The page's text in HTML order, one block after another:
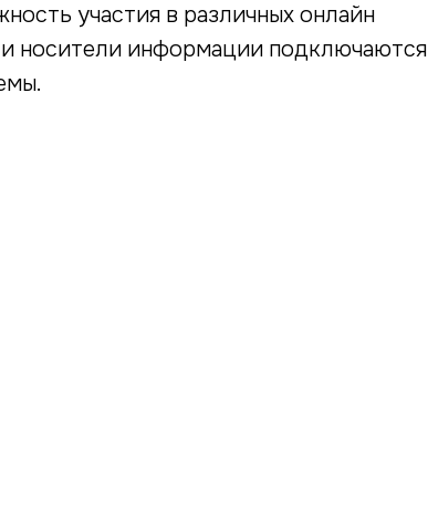
участия в различных онлайн
носители информации подключаются